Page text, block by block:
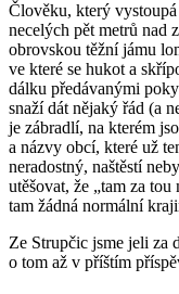
Člověku, který
necelých pět metrů nad
obrovskou těžní jámu
ve které se hukot a
dálku předávanými
snaží dát nějaký řád (a
je zábradlí, na kterém
a názvy obcí, které už
neradostný, naštěstí
utěšovat, že „tam za
tam žádná normální
Ze Strupčic jsme jeli za
o tom až v příštím